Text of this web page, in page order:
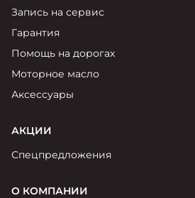
Запись на сервис
Гарантия
Помощь на дорогах
Моторное масло
Аксессуары
АКЦИИ
Спецпредложения
О КОМПАНИИ